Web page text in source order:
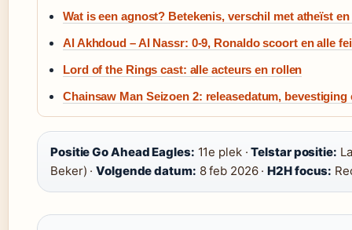
Wat is een agnost? Betekenis, verschil met atheïst
Al Akhdoud – Al Nassr: 0-9, Ronaldo scoort en alle
Lord of the Rings cast: alle acteurs en rollen
Chainsaw Man Seizoen 2: releasedatum, bevestiging
Positie Go Ahead Eagles: 11e plek ·Telstar positie:
Beker) ·Volgende datum: 8 feb 2026 ·H2H focus: